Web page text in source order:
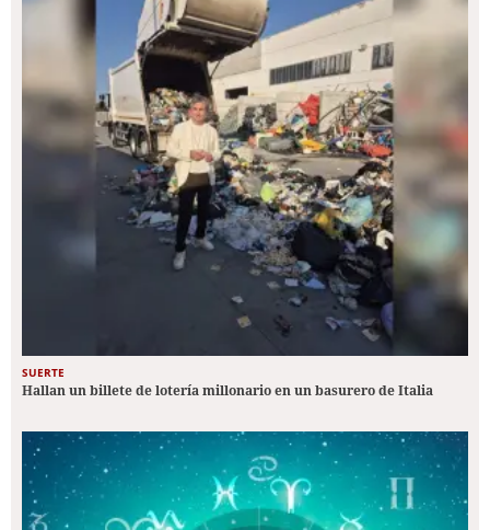
SUERTE
Hallan un billete de lotería millonario en un basurero de Italia